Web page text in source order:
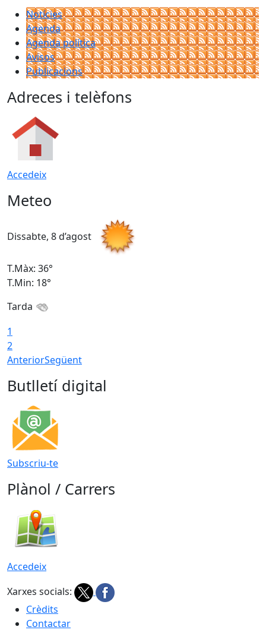
Notícies
Agenda
Agenda política
Avisos
Publicacions
Adreces i telèfons
Accedeix
Meteo
Dissabte, 8 d’agost
T.Màx: 36°
T.Min: 18°
Tarda
1
2
AnteriorSegüent
Butlletí digital
Subscriu-te
Plànol / Carrers
Accedeix
Xarxes socials:
Crèdits
Contactar